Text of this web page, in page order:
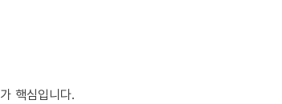
가 핵심입니다.